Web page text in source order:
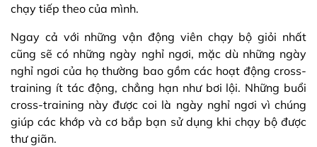
chạy tiếp theo của mình.
Ngay cả với những vận động viên chạy bộ giỏi nhất
cũng sẽ có những ngày nghỉ ngơi, mặc dù những ngày
nghỉ ngơi của họ thường bao gồm các hoạt động cross-
training ít tác động, chẳng hạn như bơi lội. Những buổi
cross-training này được coi là ngày nghỉ ngơi vì chúng
giúp các khớp và cơ bắp bạn sử dụng khi chạy bộ được
thư giãn.